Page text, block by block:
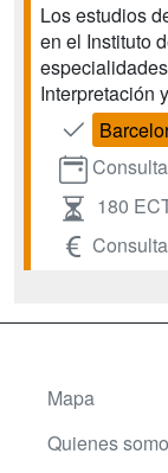
Los estudios
en el Instituto
Interpretación
180
Mapa
Quienes